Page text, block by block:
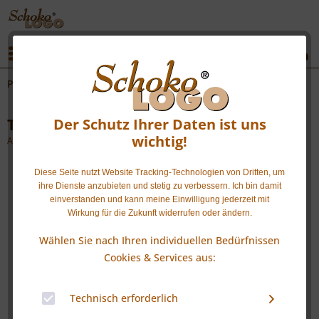
Der Schutz Ihrer Daten ist uns
wichtig!
Diese Seite nutzt Website Tracking-Technologien von Dritten, um
ihre Dienste anzubieten und stetig zu verbessern. Ich bin damit
einverstanden und kann meine Einwilligung jederzeit mit
Wirkung für die Zukunft widerrufen oder ändern.
Wählen Sie nach Ihren individuellen Bedürfnissen
Cookies & Services aus:
Technisch erforderlich
Pralinenwelt
Törtchen Pralinenbox
Artikel-Nr.: SL0203REVMGO